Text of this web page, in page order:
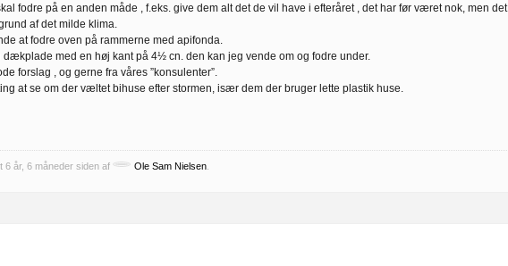
fodre på en anden måde , f.eks. give dem alt det de vil have i efteråret , det har før været nok, men det
af det milde klima.
at fodre oven på rammerne med apifonda.
med en høj kant på 4½ cn. den kan jeg vende om og fodre under.
forslag , og gerne fra våres ”konsulenter”.
at se om der væltet bihuse efter stormen, især dem der bruger lette plastik huse.
år, 6 måneder siden af Ole Sam Nielsen